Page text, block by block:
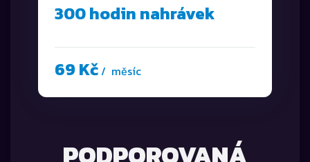
300 hodin nahrávek
69 Kč/ měsíc